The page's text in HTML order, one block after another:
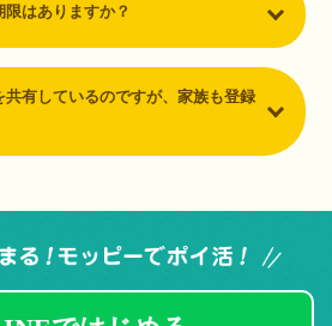
はありますか？
共有しているのですが、家族も登録